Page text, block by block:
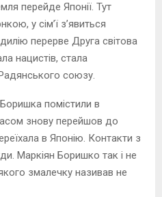
перейде Японії. Тут
у сім’ї з’явиться
перерве Друга світова
нацистів, стала
союзу.
помістили в
знову перейшов до
в Японію. Контакти з
Маркіян Боришко так і не
змалечку називав не